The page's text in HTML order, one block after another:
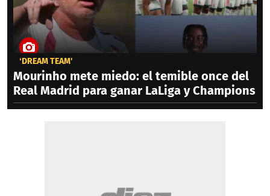
‘DREAM TEAM'
Mourinho mete miedo: el temible once del
Real Madrid para ganar LaLiga y Champions